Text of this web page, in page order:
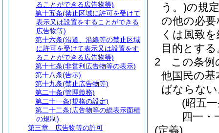
う。)の規
の他の必
くは風致
目的とする
2
この条例
他国民の
ばならな
(昭五
四一・
(定義)
ることができる広告物等)
第十五条(禁止区域に許可を受けて
表示又は設置をすることができる
広告物等)
第十六条(沿道、沿線等の禁止区域
に許可を受けて表示又は設置をす
ることができる広告物等)
第十七条(非営利広告物等の表示)
第十八条(告示)
第十九条(禁止広告物等)
第二十条(管理義務)
第二十一条(規格の設定)
第二十二条(広告物等の総表示面積
の規制)
第三章
広告物等の許可